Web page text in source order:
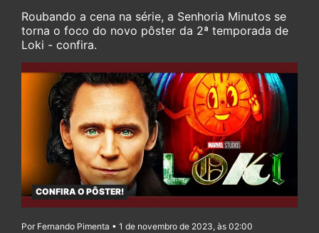
Roubando a cena na série, a Senhoria Minutos se
torna o foco do novo pôster da 2ª temporada de
Loki - confira.
CONFIRA O PÔSTER!
Por Fernando Pimenta • 1 de novembro de 2023, às 02:00